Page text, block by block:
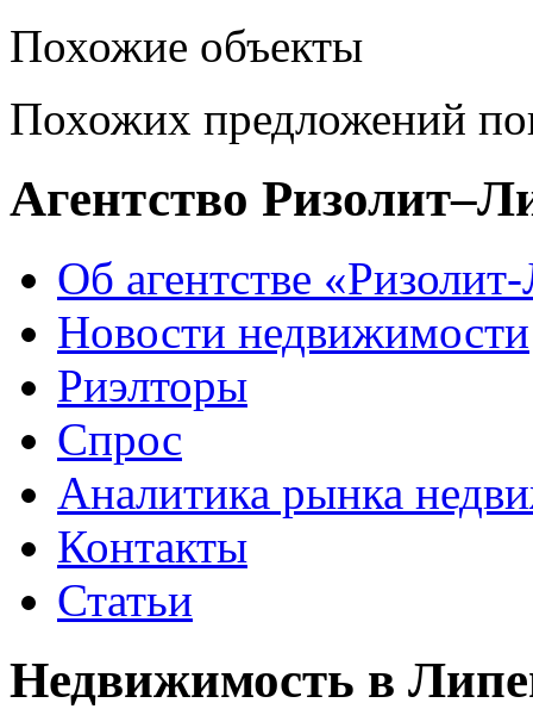
Похожие объекты
Похожих предложений
Агентство
Об агентстве
Новости недвижимости
Риэлторы
Спрос
Аналитика рынка
Контакты
Статьи
Недвижимость в